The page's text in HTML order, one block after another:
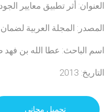
العنوان: أثر تطبيق معايير
المصدر: المجلة العربية
اسم الباحث: عطا الله بن
التاريخ: 2013
تحميل مجاني